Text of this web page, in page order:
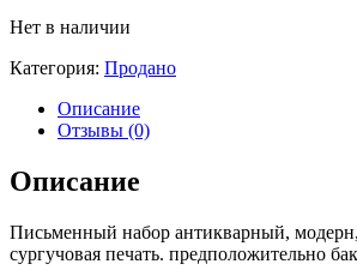
Нет в наличии
Категория: Продано
Описание
Отзывы (0)
Описание
Письменный набор антикварный, модерн,
сургучовая печать. предположительно